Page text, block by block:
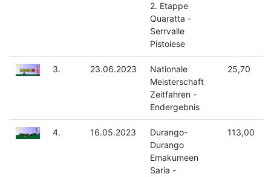
2. Etappe
Quaratta -
Serrvalle
Pistoiese
3. 23.06.2023
Nationale
Meisterschaft
Zeitfahren -
Endergebnis
25,70
4. 16.05.2023
Durango-
Durango
Emakumeen
Saria -
113,00